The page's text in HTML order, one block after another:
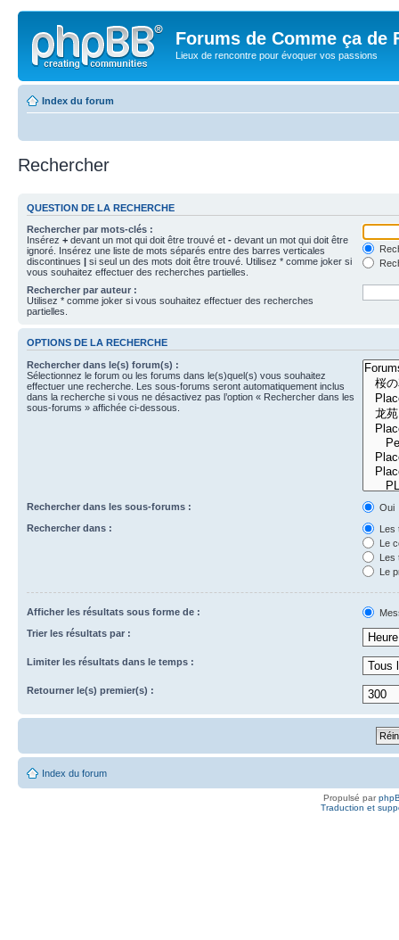
Forums de Comme ça de
Lieux de rencontre pour évoquer vos passions
Index du forum
Rechercher
QUESTION DE LA RECHERCHE
Rechercher par mots-clés :
Insérez + devant un mot qui doit être trouvé et - devant un mot qui doit être
ignoré. Insérez une liste de mots séparés entre des barres verticales
discontinues | si seul un des mots doit être trouvé. Utilisez * comme joker si
vous souhaitez effectuer des recherches partielles.
Rechercher par auteur :
Utilisez * comme joker si vous souhaitez effectuer des recherches
partielles.
OPTIONS DE LA RECHERCHE
Rechercher dans le(s) forum(s) :
Sélectionnez le forum ou les forums dans le(s)quel(s) vous souhaitez
effectuer une recherche. Les sous-forums seront automatiquement inclus
dans la recherche si vous ne désactivez pas l’option « Rechercher dans les
sous-forums » affichée ci-dessous.
Rechercher dans les sous-forums :
Oui
Rechercher dans :
Les
Le
Les
Le
Afficher les résultats sous forme de :
Trier les résultats par :
Limiter les résultats dans le temps :
Retourner le(s) premier(s) :
Index du forum
Propulsé par
Traduction et